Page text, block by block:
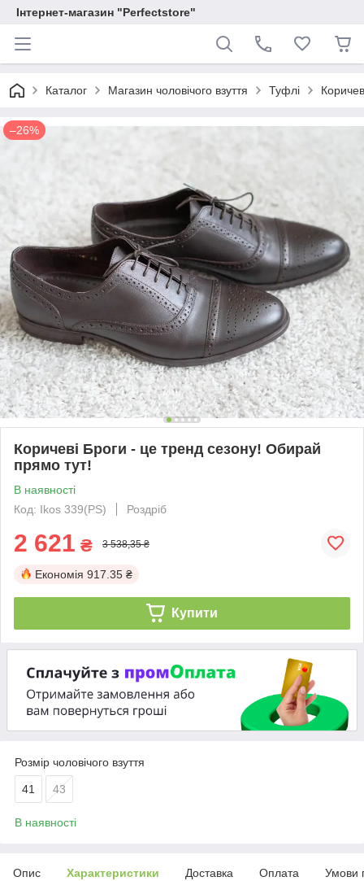
Інтернет-магазин "Perfectstore"
Каталог Магазин чоловічого взуття Туфлі
–26%
Коричеві Броги - це тренд сезону! Обирай
прямо тут!
В наявності
Код: Ikos 339(PS)
Роздріб
2 621 ₴ 3 538,35 ₴
Економія 917.35 ₴
Купити
Розмір чоловічого взуття
41 43
В наявності
Опис Характеристики Доставка Оплата Умови